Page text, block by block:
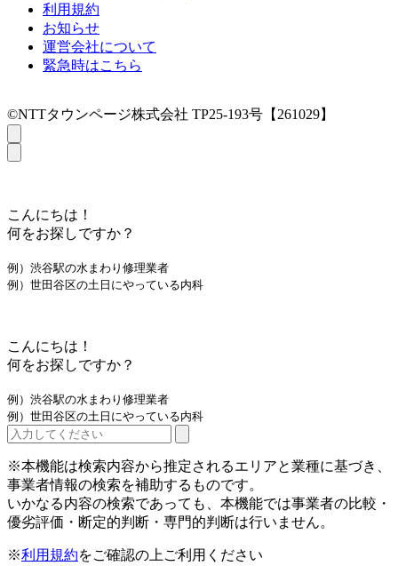
利用規約
お知らせ
運営会社について
緊急時はこちら
©NTTタウンページ株式会社 TP25-193号【261029】
こんにちは！
何をお探しですか？
例）渋谷駅の水まわり修理業者
例）世田谷区の土日にやっている内科
こんにちは！
何をお探しですか？
例）渋谷駅の水まわり修理業者
例）世田谷区の土日にやっている内科
※本機能は検索内容から推定されるエリアと業種に基づき、
事業者情報の検索を補助するものです。
いかなる内容の検索であっても、本機能では事業者の比較・
優劣評価・断定的判断・専門的判断は行いません。
※利用規約をご確認の上ご利用ください